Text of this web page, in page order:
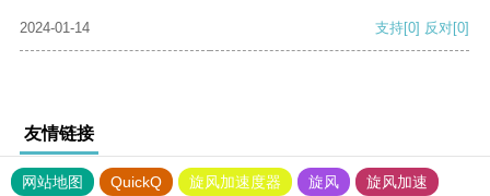
2024-01-14 支持[0] 反对[0]
友情链接
网站地图 QuickQ 旋风加速度器 旋风
旋风加速